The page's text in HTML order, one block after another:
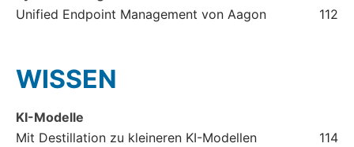
Unified Endpoint Management von Aagon
112
WISSEN
KI-Modelle
Mit Destillation zu kleineren KI-Modellen
114